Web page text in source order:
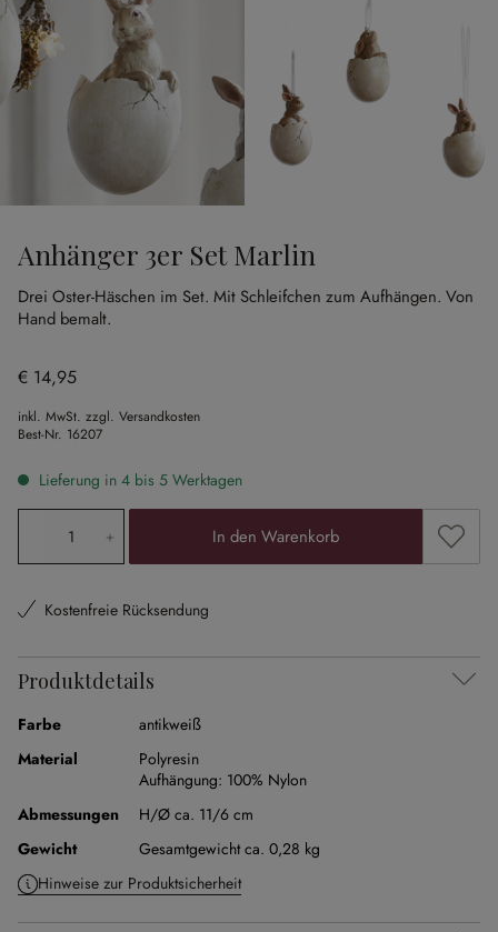
Anhänger 3er Set Marlin
Drei Oster-Häschen im Set. Mit Schleifchen zum Aufhängen. Von
Hand bemalt.
€ 14,95
inkl. MwSt. zzgl. Versandkosten
Best-Nr. 16207
Lieferung in 4 bis 5 Werktagen
Produkt Anzahl: Gib den gewünschten Wert ein oder
In den Warenkorb Zum
Kostenfreie Rücksendung
Produktdetails
Farbe
antikweiß
Material
Polyresin
Aufhängung: 100% Nylon
Abmessungen
H/Ø ca. 11/6 cm
Gewicht
Gesamtgewicht ca. 0,28 kg
Hinweise zur Produktsicherheit